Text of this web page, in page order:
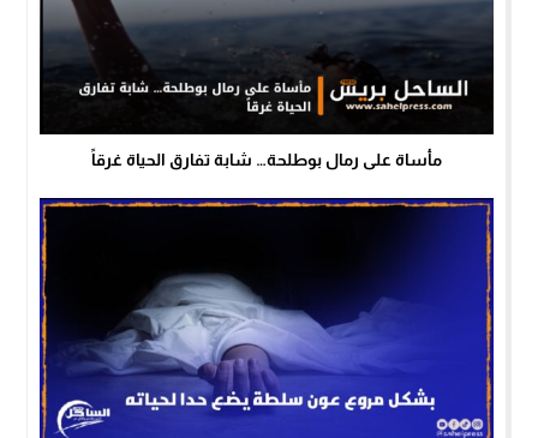
مأساة على رمال بوطلحة… شابة تفارق الحياة غرقاً